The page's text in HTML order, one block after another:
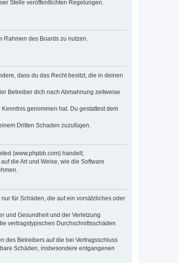
Stelle veröffentlichten Regelungen.
Rahmen des Boards zu nutzen.
dass du das Recht besitzt, die in deinen
Betreiber dich nach Abmahnung zeitweise
genommen hat. Du gestattest dem
Dritten Schaden zuzufügen.
(www.phpbb.com) handelt;
die Art und Weise, wie die Software
für Schäden, die auf ein vorsätzliches oder
und Gesundheit und der Verletzung
vertragstypischen Durchschnittsschäden
des Betreibers auf die bei Vertragsschluss
Schäden, insbesondere entgangenen